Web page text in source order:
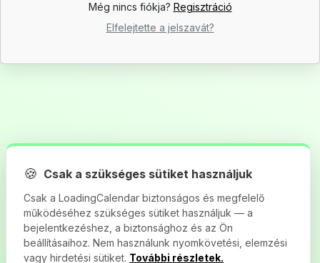
Még nincs fiókja? Regisztráció
Elfelejtette a jelszavát?
🍪 Csak a szükséges sütiket használjuk
Csak a LoadingCalendar biztonságos és megfelelő
működéséhez szükséges sütiket használjuk — a
bejelentkezéshez, a biztonsághoz és az Ön
beállításaihoz. Nem használunk nyomkövetési, elemzési
vagy hirdetési sütiket. További részletek.